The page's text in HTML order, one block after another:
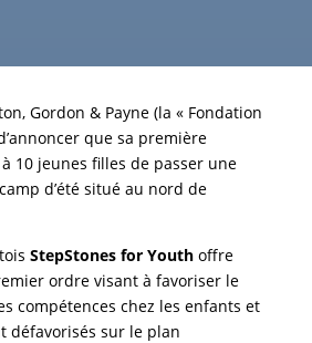
Gordon & Payne (la « Fondation
que sa première
10 jeunes filles de passer une
d’été situé au nord de
StepStones for Youthoffre
ordre visant à favoriser le
compétences chez les enfants et
défavorisés sur le plan